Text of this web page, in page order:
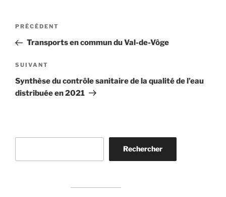
Navigation
l’article
Article
précédent
PRÉCÉDENT
Transports en commun du Val-de-Vôge
Article
suivant
SUIVANT
Synthèse du contrôle sanitaire de la qualité de l’eau
distribuée en 2021
Rechercher